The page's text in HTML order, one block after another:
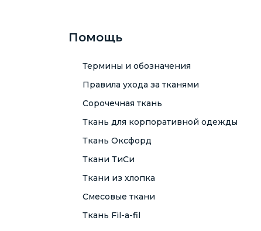
Помощь
Термины и обозначения
Правила ухода за тканями
Сорочечная ткань
Ткань для корпоративной одежды
Ткань Оксфорд
Ткани ТиСи
Ткани из хлопка
Смесовые ткани
Ткань Fil-a-fil